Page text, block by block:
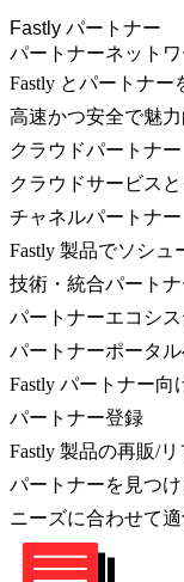
Fastly パートナー
パートナーネット
Fastly とパートナー
高速かつ安全で魅
クラウドパートナー
クラウドサービス
チャネルパートナー
Fastly 製品でソシ
技術・統合パートナ
パートナーエコシ
パートナーポータ
Fastly パートナー向
パートナー登録
Fastly 製品の再販/
パートナーを見つけ
ニーズに合わせて